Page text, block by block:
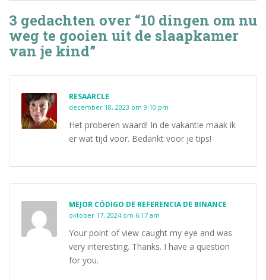
3 gedachten over “10 dingen om nu
weg te gooien uit de slaapkamer
van je kind”
RESAARCLE
december 18, 2023 om 9:10 pm
Het proberen waard! In de vakantie maak ik
er wat tijd voor. Bedankt voor je tips!
MEJOR CÓDIGO DE REFERENCIA DE BINANCE
oktober 17, 2024 om 6:17 am
Your point of view caught my eye and was
very interesting. Thanks. I have a question
for you.